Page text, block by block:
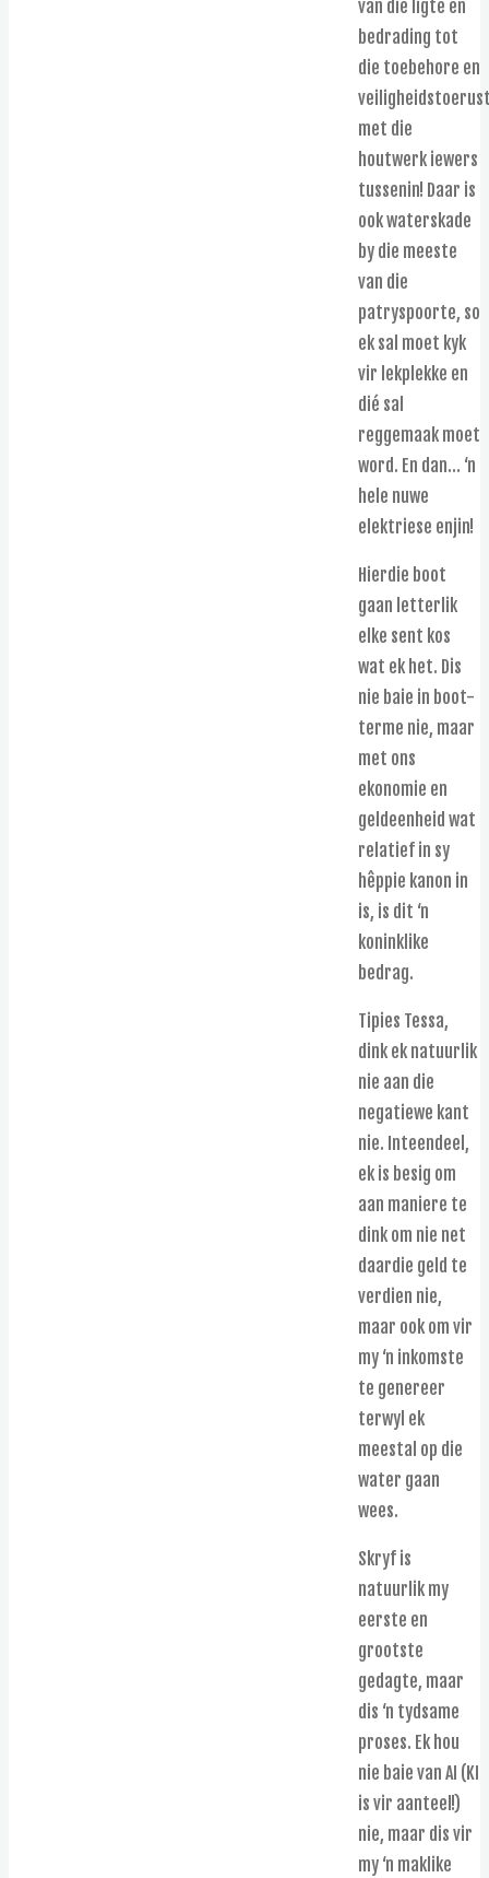
van die ligte en
bedrading tot
die toebehore en
met die
houtwerk iewers
tussenin! Daar is
ook waterskade
by die meeste
van die
patryspoorte, so
ek sal moet kyk
vir lekplekke en
dié sal
reggemaak moet
word. En dan… ‘n
hele nuwe
elektriese enjin!
Hierdie boot
gaan letterlik
elke sent kos
wat ek het. Dis
nie baie in boot-
terme nie, maar
met ons
ekonomie en
geldeenheid wat
relatief in sy
hêppie kanon in
is, is dit ‘n
koninklike
bedrag.
Tipies Tessa,
dink ek natuurlik
nie aan die
negatiewe kant
nie. Inteendeel,
ek is besig om
aan maniere te
dink om nie net
daardie geld te
verdien nie,
maar ook om vir
my ‘n inkomste
te genereer
terwyl ek
meestal op die
water gaan
wees.
Skryf is
natuurlik my
eerste en
grootste
gedagte, maar
dis ‘n tydsame
proses. Ek hou
nie baie van AI (KI
is vir aanteel!)
nie, maar dis vir
my ‘n maklike